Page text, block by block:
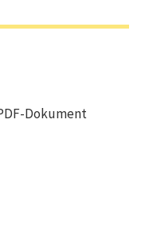
Dokument